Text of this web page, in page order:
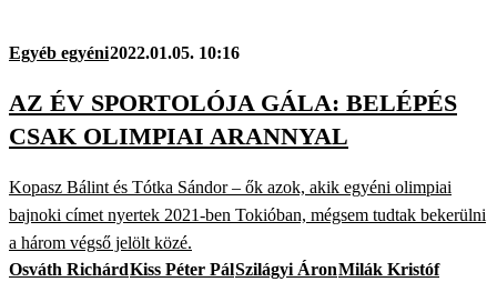
Egyéb egyéni2022.01.05. 10:16
AZ ÉV SPORTOLÓJA GÁLA: BELÉPÉS
CSAK OLIMPIAI ARANNYAL
Kopasz Bálint és Tótka Sándor – ők azok, akik egyéni olimpiai
bajnoki címet nyertek 2021-ben Tokióban, mégsem tudtak bekerülni
a három végső jelölt közé.
Osváth RichárdKiss Péter PálSzilágyi ÁronMilák Kristóf